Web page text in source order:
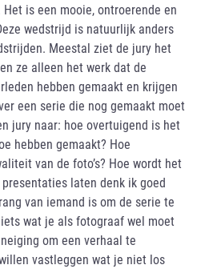
is een mooie, ontroerende en
wedstrijd is natuurlijk anders
Meestal ziet de jury het
ze alleen het werk dat de
hebben gemaakt en krijgen
een serie die nog gemaakt moet
jury naar: hoe overtuigend is het
hebben gemaakt? Hoe
van de foto’s? Hoe wordt het
laten denk ik goed
van iemand is om de serie te
wat je als fotograaf wel moet
om een verhaal te
vastleggen wat je niet los